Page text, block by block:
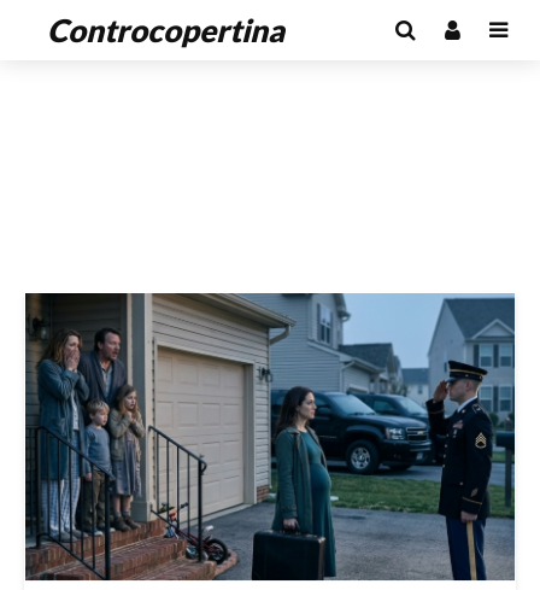
Controcopertina